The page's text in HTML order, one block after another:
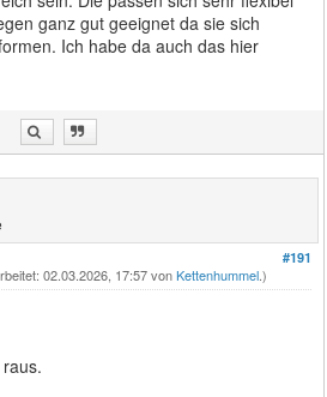
ganz gut geeignet da sie sich
Ich habe da auch das hier
#191
02.03.2026, 17:57 vonKettenhummel.)